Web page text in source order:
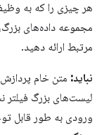
هر چیزی را که به
مجموعه داده‌های
مرتبط ارائه دهید.
نباید:
ورودی به طور قابل